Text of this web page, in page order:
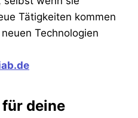
Tätigkeiten kommen
Technologien
deine